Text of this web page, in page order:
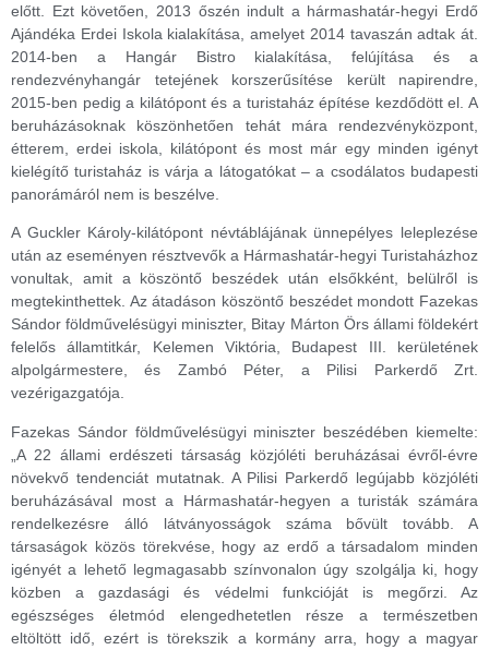
előtt. Ezt követően, 2013 őszén indult a hármashatár-hegyi Erdő
Ajándéka Erdei Iskola kialakítása, amelyet 2014 tavaszán adtak át.
2014-ben a Hangár Bistro kialakítása, felújítása és a
rendezvényhangár tetejének korszerűsítése került napirendre,
2015-ben pedig a kilátópont és a turistaház építése kezdődött el. A
beruházásoknak köszönhetően tehát mára rendezvényközpont,
étterem, erdei iskola, kilátópont és most már egy minden igényt
kielégítő turistaház is várja a látogatókat – a csodálatos budapesti
panorámáról nem is beszélve.
A Guckler Károly-kilátópont névtáblájának ünnepélyes leleplezése
után az eseményen résztvevők a Hármashatár-hegyi Turistaházhoz
vonultak, amit a köszöntő beszédek után elsőkként, belülről is
megtekinthettek. Az átadáson köszöntő beszédet mondott Fazekas
Sándor földművelésügyi miniszter, Bitay Márton Örs állami földekért
felelős államtitkár, Kelemen Viktória, Budapest III. kerületének
alpolgármestere, és Zambó Péter, a Pilisi Parkerdő Zrt.
vezérigazgatója.
Fazekas Sándor földművelésügyi miniszter beszédében kiemelte:
„A 22 állami erdészeti társaság közjóléti beruházásai évről-évre
növekvő tendenciát mutatnak. A Pilisi Parkerdő legújabb közjóléti
beruházásával most a Hármashatár-hegyen a turisták számára
rendelkezésre álló látványosságok száma bővült tovább. A
társaságok közös törekvése, hogy az erdő a társadalom minden
igényét a lehető legmagasabb színvonalon úgy szolgálja ki, hogy
közben a gazdasági és védelmi funkcióját is megőrzi. Az
egészséges életmód elengedhetetlen része a természetben
eltöltött idő, ezért is törekszik a kormány arra, hogy a magyar